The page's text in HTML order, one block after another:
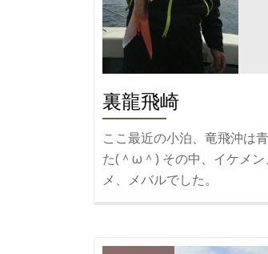
ア
掃
裏龍飛崎
ここ最近の小泊、竜飛沖は
た(＾ω＾) その中、イケメ
メ、メバルでした。